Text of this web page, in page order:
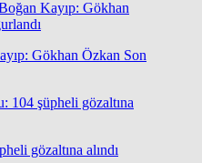
Gökhan Özkan Son
gözaltına alındı